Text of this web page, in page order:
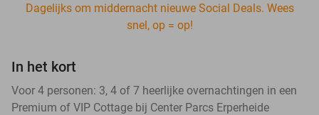
Dagelijks om middernacht nieuwe Social Deals. Wees
snel, op = op!
In het kort
Voor 4 personen: 3, 4 of 7 heerlijke overnachtingen in een
Premium of VIP Cottage bij Center Parcs Erperheide